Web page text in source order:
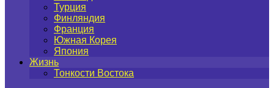
Турция
Финляндия
Франция
Южная Корея
Япония
Жизнь
Тонкости Востока